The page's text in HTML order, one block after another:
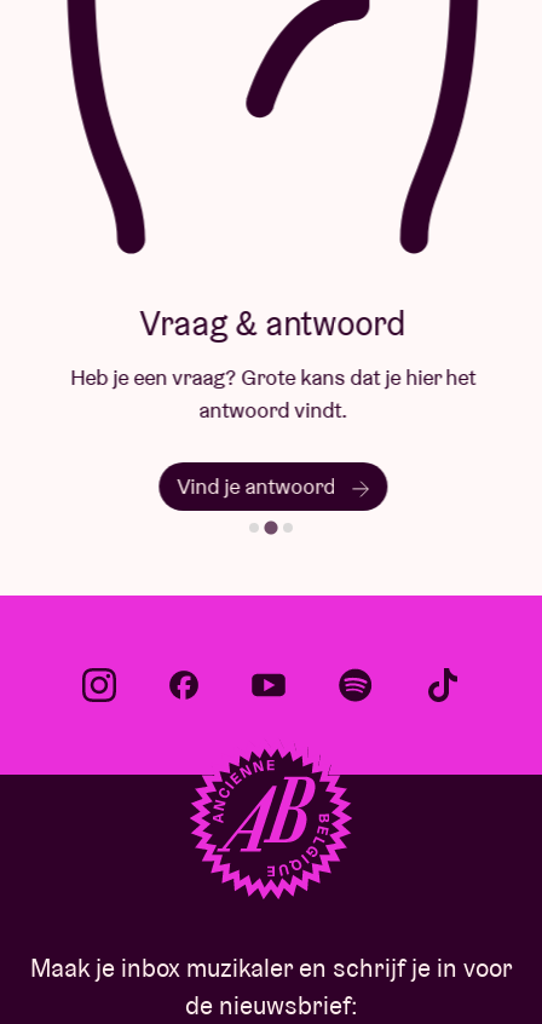
Vraag & antwoord
Heb je een vraag? Grote kans dat je hier het
antwoord vindt.
Vind je antwoord
Maak je inbox muzikaler en schrijf je in voor
de nieuwsbrief: